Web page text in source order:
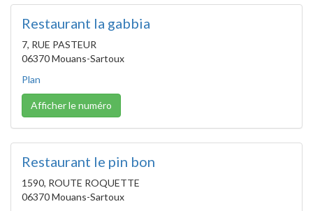
Restaurant la gabbia
7, RUE PASTEUR
06370 Mouans-Sartoux
Plan
Afficher le numéro
Restaurant le pin bon
1590, ROUTE ROQUETTE
06370 Mouans-Sartoux